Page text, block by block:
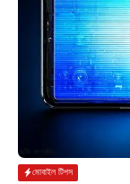
মোবাইল টিপস